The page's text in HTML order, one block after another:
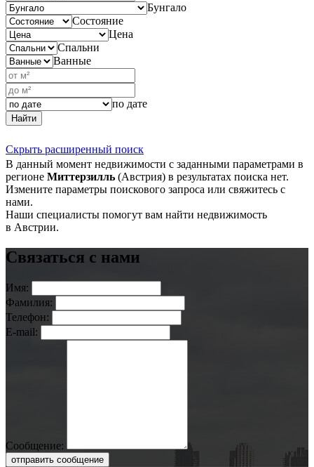
Бунгало
Состояние
Цена
Спальни
Ванные
по дате
Найти
Скрыть расширенный поиск
В данный момент недвижимости с заданными параметрами в
регионе Миттерзилль (Австрия) в результатах поиска нет.
Измените параметры поискового запроса или свяжитесь с
нами.
Наши специалисты помогут вам найти недвижимость
в Австрии.
Связаться с нами
Имя:
Фамилия:
Телефон:
E-mail:
Сообщение:
отправить сообщение